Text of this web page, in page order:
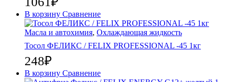
В корзину Сравнение
Масла и автохимия, Охлаждающая жидкость
Тосол ФЕЛИКС / FELIX PROFESSIONAL -45 1кг
248₽
В корзину Сравнение